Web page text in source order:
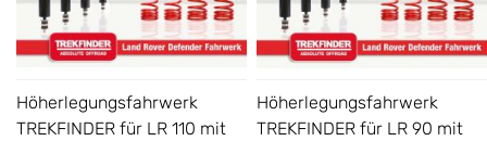
Höherlegungsfahrwerk
TREKFINDER für LR 110 mit
Höherlegungsfahrwerk
TREKFINDER für LR 90 mit